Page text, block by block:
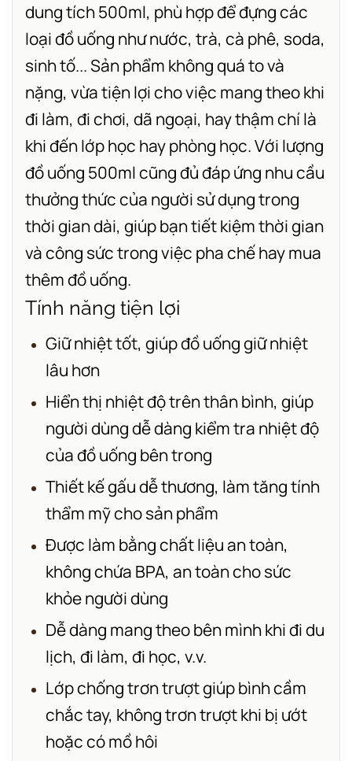
dung tích 500ml, phù hợp để đựng các
loại đồ uống như nước, trà, cà phê, soda,
sinh tố... Sản phẩm không quá to và
nặng, vừa tiện lợi cho việc mang theo khi
đi làm, đi chơi, dã ngoại, hay thậm chí là
khi đến lớp học hay phòng học.Với lượng
đồ uống 500ml cũng đủ đáp ứng nhu cầu
thưởng thức của người sử dụng trong
thời gian dài, giúp bạn tiết kiệm thời gian
và công sức trong việc pha chế hay mua
thêm đồ uống.
Tính năng tiện lợi
Giữ nhiệt tốt, giúp đồ uống giữ nhiệt
lâu hơn
Hiển thị nhiệt độ trên thân bình, giúp
người dùng dễ dàng kiểm tra nhiệt độ
của đồ uống bên trong
Thiết kế gấu dễ thương, làm tăng tính
thẩm mỹ cho sản phẩm
Được làm bằng chất liệu an toàn,
không chứa BPA, an toàn cho sức
khỏe người dùng
Dễ dàng mang theo bên mình khi đi du
lịch, đi làm, đi học, v.v.
Lớp chống trơn trượt giúp bình cầm
chắc tay, không trơn trượt khi bị ướt
hoặc có mồ hôi